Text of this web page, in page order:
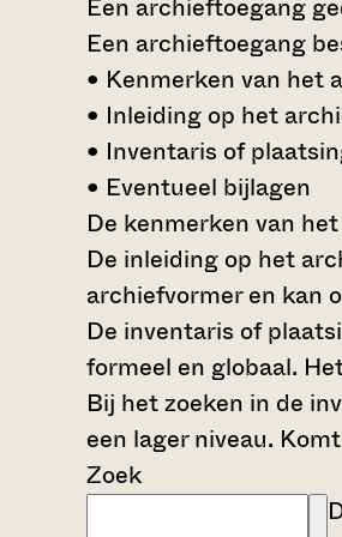
Een archieftoegang
Een archieftoegang
• Kenmerken van het
• Inleiding op het
• Inventaris of
• Eventueel bijlagen
De kenmerken van
De inleiding op het
archiefvormer en kan
De inventaris of
formeel en globaal.
Bij het zoeken in de
een lager niveau.
Zoek